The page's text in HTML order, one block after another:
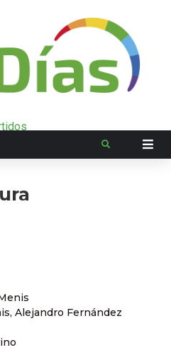
Alejandro Fernández